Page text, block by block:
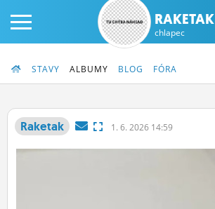
PRIHLÁS SA
RAKETAK
chlapec
STAVY ALBUMY BLOG FÓRA
Raketak 1. 6. 2026 14:59